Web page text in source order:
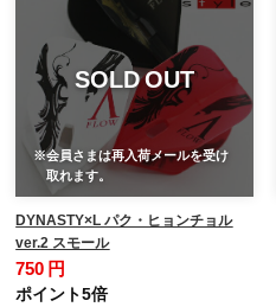
SOLD OUT
※会員さまは再入荷メールを受け
取れます。
DYNASTY×L パク・ヒョンチョル
ver.2 スモール
750 円
ポイント5倍